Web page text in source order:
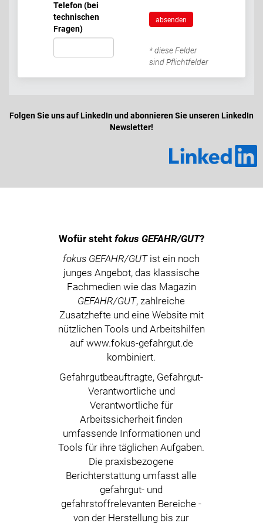
Telefon (bei
technischen
Fragen)
absenden
* diese Felder
sind Pflichtfelder
Folgen Sie uns auf LinkedIn und abonnieren Sie unseren LinkedIn
Newsletter!
Wofür steht fokus GEFAHR/GUT?
fokus GEFAHR/GUTist ein noch
junges Angebot, das klassische
Fachmedien wie das Magazin
GEFAHR/GUT, zahlreiche
Zusatzhefte und eine Website mit
nützlichen Tools und Arbeitshilfen
auf www.fokus-gefahrgut.de
kombiniert.
Gefahrgutbeauftragte, Gefahrgut-
Verantwortliche und
Verantwortliche für
Arbeitssicherheit finden
umfassende Informationen und
Tools für ihre täglichen Aufgaben.
Die praxisbezogene
Berichterstattung umfasst alle
gefahrgut- und
gefahrstoffrelevanten Bereiche -
von der Herstellung bis zur